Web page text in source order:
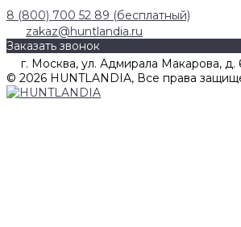
8 (800) 700 52 89 (бесплатный)
zakaz@huntlandia.ru
Заказать звонок
г. Москва, ул. Адмирала Макарова, д.
© 2026 HUNTLANDIA, Все права